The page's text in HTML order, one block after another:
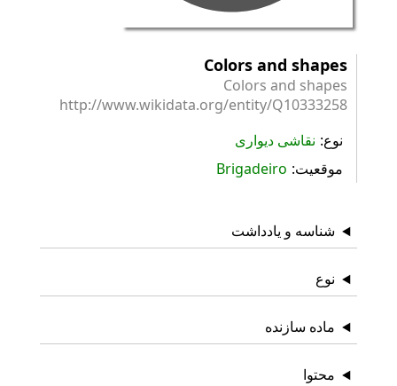
Colors and shapes
Colors and shapes
http://www.wikidata.org/entity/Q10333258
نوع نقاشی دیواری
موقعیت Brigadeiro
شناسه و یادداشت
نوع
ماده سازنده
محتوا